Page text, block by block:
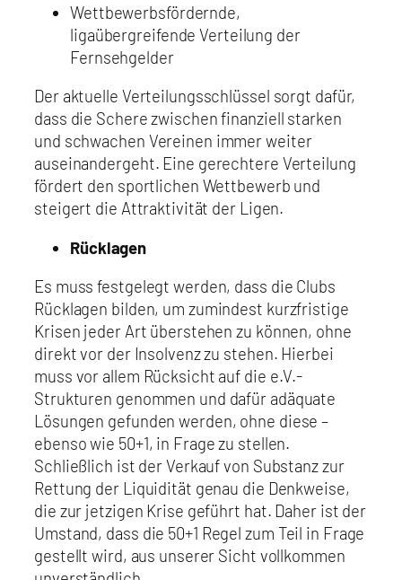
Wettbewerbsfördernde,
ligaübergreifende Verteilung der
Fernsehgelder
Der aktuelle Verteilungsschlüssel sorgt dafür,
dass die Schere zwischen finanziell starken
und schwachen Vereinen immer weiter
auseinandergeht. Eine gerechtere Verteilung
fördert den sportlichen Wettbewerb und
steigert die Attraktivität der Ligen.
Rücklagen
Es muss festgelegt werden, dass die Clubs
Rücklagen bilden, um zumindest kurzfristige
Krisen jeder Art überstehen zu können, ohne
direkt vor der Insolvenz zu stehen. Hierbei
muss vor allem Rücksicht auf die e.V.-
Strukturen genommen und dafür adäquate
Lösungen gefunden werden, ohne diese –
ebenso wie 50+1, in Frage zu stellen.
Schließlich ist der Verkauf von Substanz zur
Rettung der Liquidität genau die Denkweise,
die zur jetzigen Krise geführt hat. Daher ist der
Umstand, dass die 50+1 Regel zum Teil in Frage
gestellt wird, aus unserer Sicht vollkommen